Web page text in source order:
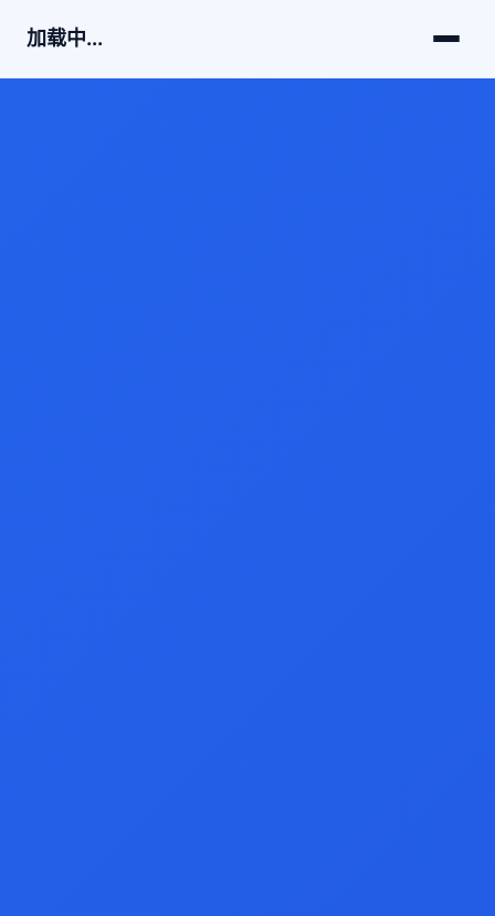
加载中...